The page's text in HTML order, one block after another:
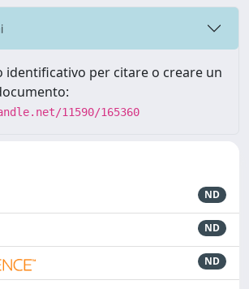
identificativo per citare o creare un
11590/165360
ND
ND
ND